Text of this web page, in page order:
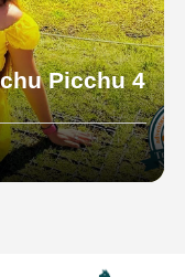
Picchu 4